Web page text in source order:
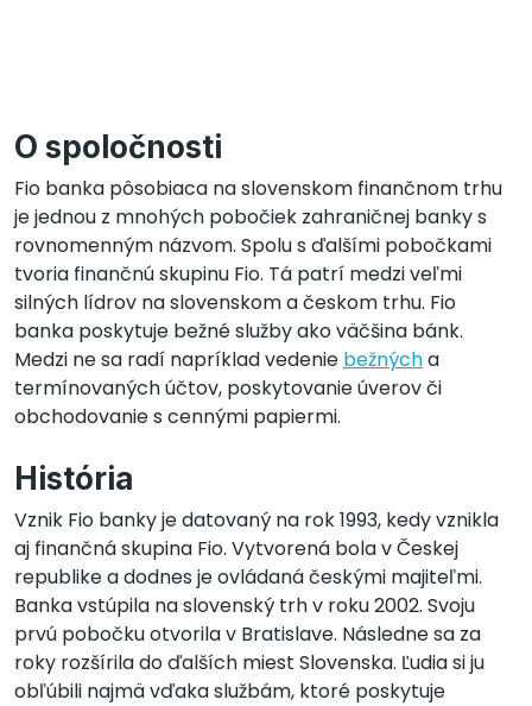
O spoločnosti
Fio banka pôsobiaca na slovenskom finančnom trhu
je jednou z mnohých pobočiek zahraničnej banky s
rovnomenným názvom. Spolu s ďalšími pobočkami
tvoria finančnú skupinu Fio. Tá patrí medzi veľmi
silných lídrov na slovenskom a českom trhu. Fio
banka poskytuje bežné služby ako väčšina bánk.
Medzi ne sa radí napríklad vedenie bežnýcha
termínovaných účtov, poskytovanie úverov či
obchodovanie s cennými papiermi.
História
Vznik Fio banky je datovaný na rok 1993, kedy vznikla
aj finančná skupina Fio. Vytvorená bola v Českej
republike a dodnes je ovládaná českými majiteľmi.
Banka vstúpila na slovenský trh v roku 2002. Svoju
prvú pobočku otvorila v Bratislave. Následne sa za
roky rozšírila do ďalších miest Slovenska. Ľudia si ju
obľúbili najmä vďaka službám, ktoré poskytuje